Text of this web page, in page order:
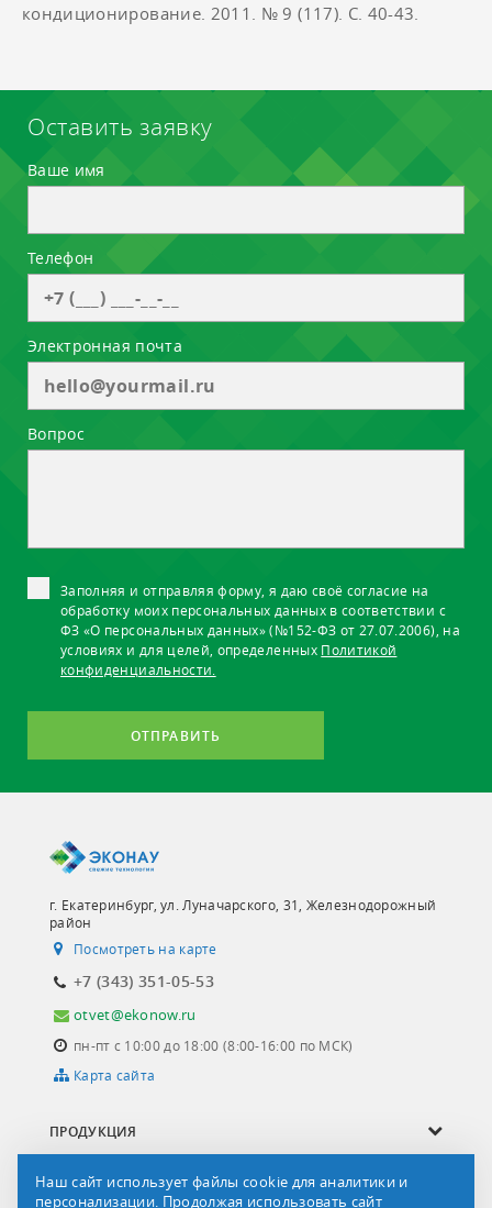
кондиционирование. 2011. № 9 (117). С. 40-43.
Оставить заявку
Ваше имя
Телефон
Электронная почта
Вопрос
Заполняя и отправляя форму, я даю своё согласие на
обработку моих персональных данных в соответствии с
ФЗ «О персональных данных» (№152-ФЗ от 27.07.2006), на
условиях и для целей, определенных Политикой
конфиденциальности.
ОТПРАВИТЬ
г. Екатеринбург, ул. Луначарского, 31, Железнодорожный
район
Посмотреть на карте
+7 (343) 351-05-53
otvet@ekonow.ru
пн-пт с 10:00 до 18:00 (8:00-16:00 по МСК)
Карта сайта
ПРОДУКЦИЯ
Наш сайт использует файлы cookie для аналитики и
персонализации. Продолжая использовать сайт